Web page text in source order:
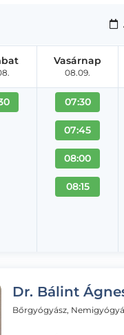
Vasárnap
08.09.
07:30
07:45
08:00
08:15
Dr. Bálint
Bőrgyógyász,